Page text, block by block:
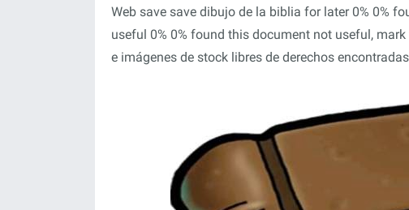
Web save save dibujo de la biblia for later 0% 0%
useful 0% 0% found this document not useful,
e imágenes de stock libres de derechos